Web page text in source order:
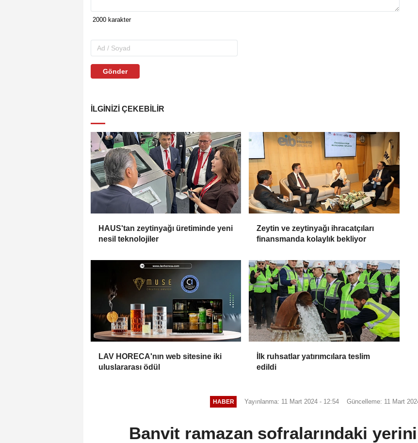
Gönder
İLGINIZI ÇEKEBILIR
HAUS'tan zeytinyağı üretiminde yeni
nesil teknolojiler
Zeytin ve zeytinyağı ihracatçıları
finansmanda kolaylık bekliyor
LAV HORECA'nın web sitesine iki
uluslararası ödül
İlk ruhsatlar yatırımcılara teslim
edildi
HABER Yayınlanma: 11 Mart 2024 - 12:54 Güncelleme: 11 Mart
Banvit ramazan sofralarındaki